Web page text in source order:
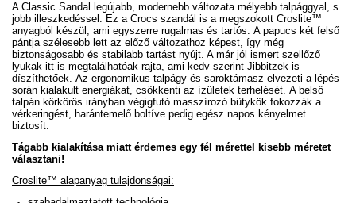
A Classic Sandal legújabb, modernebb változata mélyebb talpággyal, s
jobb illeszkedéssel. Ez a Crocs szandál is a megszokott Croslite™
anyagból készül, ami egyszerre rugalmas és tartós. A papucs két felső
pántja szélesebb lett az előző változathoz képest, így még
biztonságosabb és stabilabb tartást nyújt. A már jól ismert szellőző
lyukak itt is megtalálhatóak rajta, ami kedv szerint Jibbitzek is
díszíthetőek. Az ergonomikus talpágy és saroktámasz elvezeti a lépés
során kialakult energiákat, csökkenti az ízületek terhelését. A belső
talpán körkörös irányban végigfutó masszírozó bütykök fokozzák a
vérkeringést, harántemelő boltíve pedig egész napos kényelmet
biztosít.
Tágabb kialakítása miatt érdemes egy fél mérettel kisebb méretet
választani!
Croslite™ alapanyag tulajdonságai: